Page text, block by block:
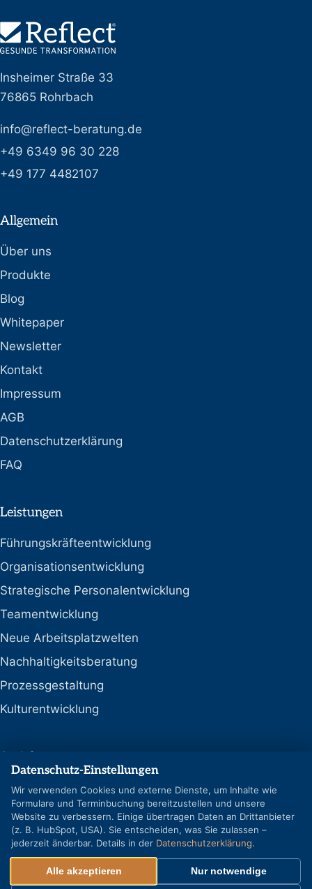
Insheimer Straße 33
76865 Rohrbach
info@reflect-beratung.de
+49 6349 96 30 228
+49 177 4482107
Allgemein
Über uns
Produkte
Blog
Whitepaper
Newsletter
Kontakt
Impressum
AGB
Datenschutzerklärung
FAQ
Leistungen
Führungskräfteentwicklung
Organisationsentwicklung
Strategische Personalentwicklung
Teamentwicklung
Neue Arbeitsplatzwelten
Nachhaltigkeitsberatung
Prozessgestaltung
Kulturentwicklung
Social
LinkedIn
Google-Profil
© REFLECT GmbH & Co. KG – Alle Rechte vorbehalten
Datenschutz-Einstellungen
Wir verwenden Cookies und externe Dienste, um Inhalte wie
Formulare und Terminbuchung bereitzustellen und unsere
Website zu verbessern. Einige übertragen Daten an Drittanbieter
(z. B. HubSpot, USA). Sie entscheiden, was Sie zulassen –
jederzeit änderbar. Details in der Datenschutzerklärung.
Alle akzeptieren Nur notwendige